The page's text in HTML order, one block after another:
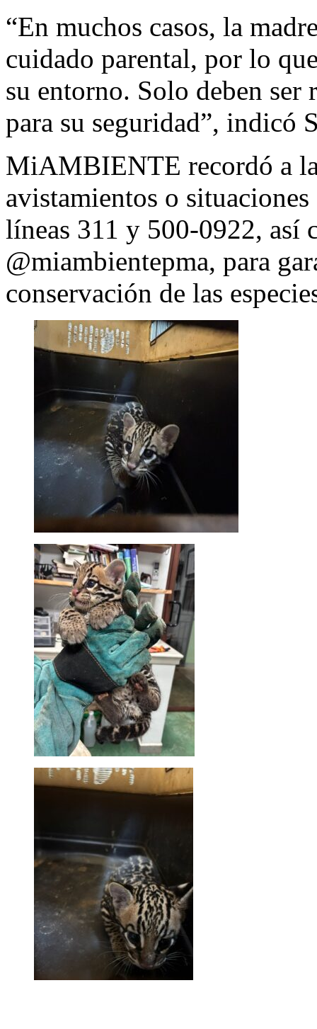
“En muchos casos, la
cuidado parental, por lo
su entorno. Solo deben
para su seguridad”, indicó
MiAMBIENTE recordó a
avistamientos o
líneas 311 y 500-0922, así
@miambientepma, para
conservación de las